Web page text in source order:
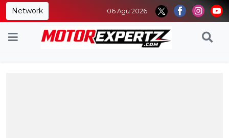
Network 06 Agu 2026